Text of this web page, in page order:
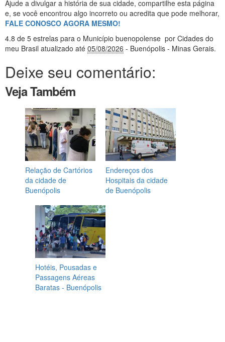
Ajude a divulgar a história de sua cidade, compartilhe esta página
e, se você encontrou algo incorreto ou acredita que pode melhorar,
FALE CONOSCO AGORA MESMO!
4.8 de 5 estrelas para o Município buenopolense por Cidades do
meu Brasil atualizado até 05/08/2026 - Buenópolis - Minas Gerais.
Deixe seu comentário:
Veja Também
Relação de Cartórios
da cidade de
Buenópolis
Endereços dos
Hospitais da cidade
de Buenópolis
Hotéis, Pousadas e
Passagens Aéreas
Baratas - Buenópolis